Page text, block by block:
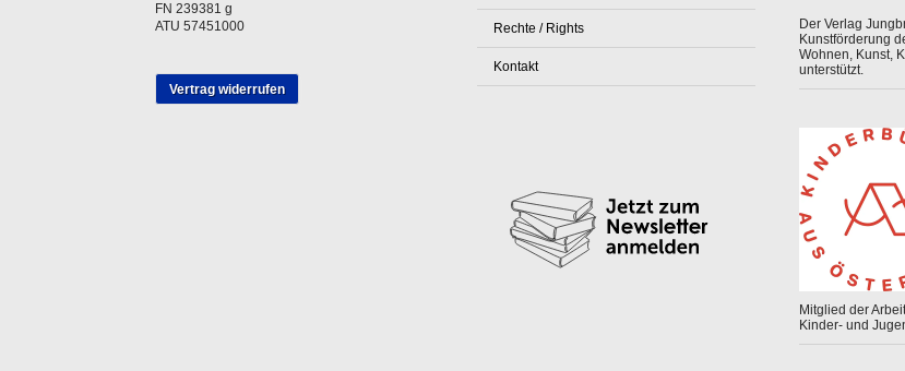
FN 239381 g
ATU 57451000
Vertrag widerrufen
Rechte / Rights
Kontakt
Der Verlag
Kunstförderung
Wohnen, Kunst,
unterstützt.
Mitglied der
Kinder- und